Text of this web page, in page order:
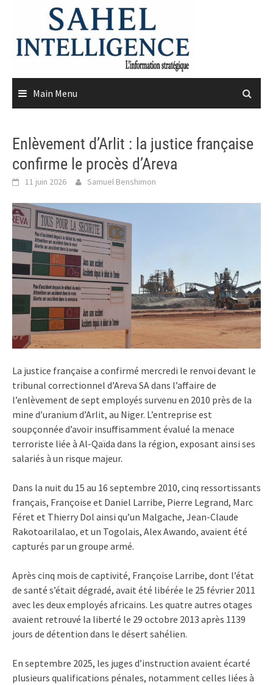
content
Main Menu
Enlèvement d’Arlit : la justice française
confirme le procès d’Areva
11 juin 2026 Samuel Benshimon
La justice française a confirmé mercredi le renvoi devant le
tribunal correctionnel d’Areva SA dans l’affaire de
l’enlèvement de sept employés survenu en 2010 près de la
mine d’uranium d’Arlit, au Niger. L’entreprise est
soupçonnée d’avoir insuffisamment évalué la menace
terroriste liée à Al-Qaïda dans la région, exposant ainsi ses
salariés à un risque majeur.
Dans la nuit du 15 au 16 septembre 2010, cinq ressortissants
français, Françoise et Daniel Larribe, Pierre Legrand, Marc
Féret et Thierry Dol ainsi qu’un Malgache, Jean-Claude
Rakotoarilalao, et un Togolais, Alex Awando, avaient été
capturés par un groupe armé.
Après cinq mois de captivité, Françoise Larribe, dont l’état
de santé s’était dégradé, avait été libérée le 25 février 2011
avec les deux employés africains. Les quatre autres otages
avaient retrouvé la liberté le 29 octobre 2013 après 1139
jours de détention dans le désert sahélien.
En septembre 2025, les juges d’instruction avaient écarté
plusieurs qualifications pénales, notamment celles liées à